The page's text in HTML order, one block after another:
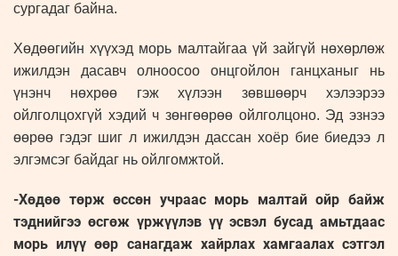
сургадаг байна.
Хөдөөгийн хүүхэд морь малтайгаа үй зайгүй нөхөрлөж
ижилдэн дасавч олноосоо онцгойлон ганцханыг нь
үнэнч нөхрөө гэж хүлээн зөвшөөрч хэлээрээ
ойлголцохгүй хэдий ч зөнгөөрөө ойлголцоно. Эд эзнээ
өөрөө гэдэг шиг л ижилдэн дассан хоёр бие биедээ л
элгэмсэг байдаг нь ойлгомжтой.
-Хөдөө төрж өссөн учраас морь малтай ойр байж
тэднийгээ өсгөж үржүүлэв үү эсвэл бусад амьтдаас
морь илүү өөр санагдаж хайрлах хамгаалах сэтгэл